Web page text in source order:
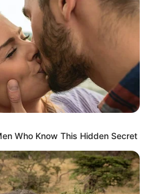
Who Know This Hidden Secret